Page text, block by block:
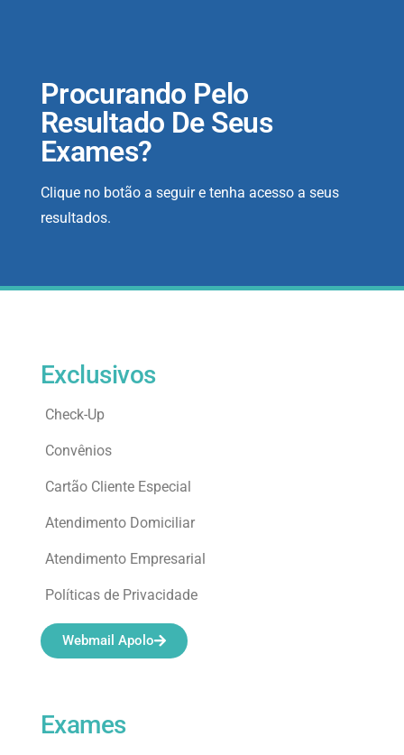
Procurando Pelo
Resultado De Seus
Exames?
Clique no botão a seguir e tenha acesso a seus
resultados.
Exames
Exclusivos
Check-Up
Convênios
Cartão Cliente Especial
Atendimento Domiciliar
Atendimento Empresarial
Políticas de Privacidade
Webmail Apolo